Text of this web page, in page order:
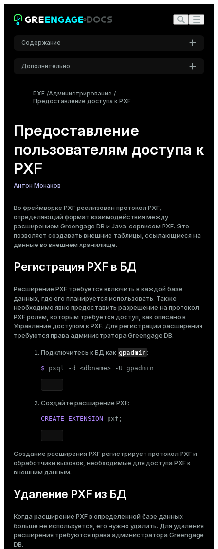
Содержание
Регистрация PXF в БД
Управление доступом к PXF
Дополнительно
Шрифт
Шрифт кода
Roboto Mono
Тема
Темная Светлая
PXF Администрирование
Предоставление доступа к PXF
Предоставление
пользователям доступа к
PXF
Антон Монаков
Во фреймворке PXF реализован протокол PXF,
определяющий формат взаимодействия между
расширением Greengage DB и Java-сервисом PXF. Это
позволяет создавать внешние таблицы , ссылающиеся на
данные во внешнем хранилище.
Регистрация PXF в БД
Расширение PXF требуется включить в каждой базе
данных, где его планируется использовать. Также
необходимо явно предоставить разрешение на протокол
PXF ролям, которым требуется доступ, как описано в
Управление доступом к PXF. Для регистрации расширения
требуются права администратора Greengage DB.
Подключитесь к БД как gpadmin:
$ psql -d <dbname> -U gpadmin
Создайте расширение PXF:
CREATE EXTENSION pxf;
Создание расширения PXF регистрирует протокол PXF и
обработчики вызовов, необходимые для доступа PXF к
внешним данным.
Удаление PXF из БД
Когда расширение PXF в определенной базе данных
больше не используется, его нужно удалить. Для удаления
расширения требуются права администратора Greengage
DB.